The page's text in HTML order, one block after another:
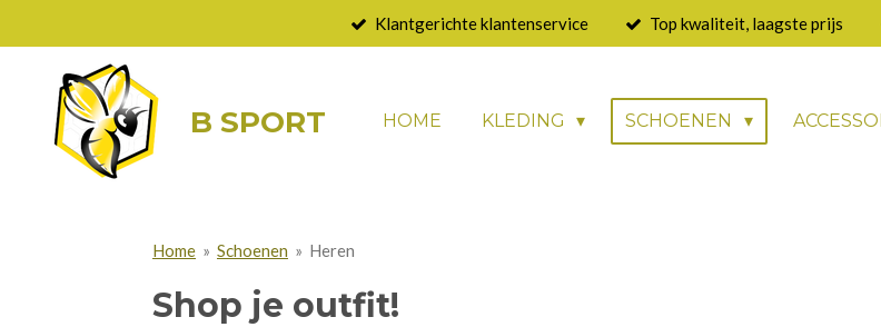
hoofdinhoud
Klantgerichte klantenservice Top kwaliteit, laagste prijs
B SPORT HOME KLEDING SCHOENEN
Home » Schoenen » Heren
Shop je outfit!